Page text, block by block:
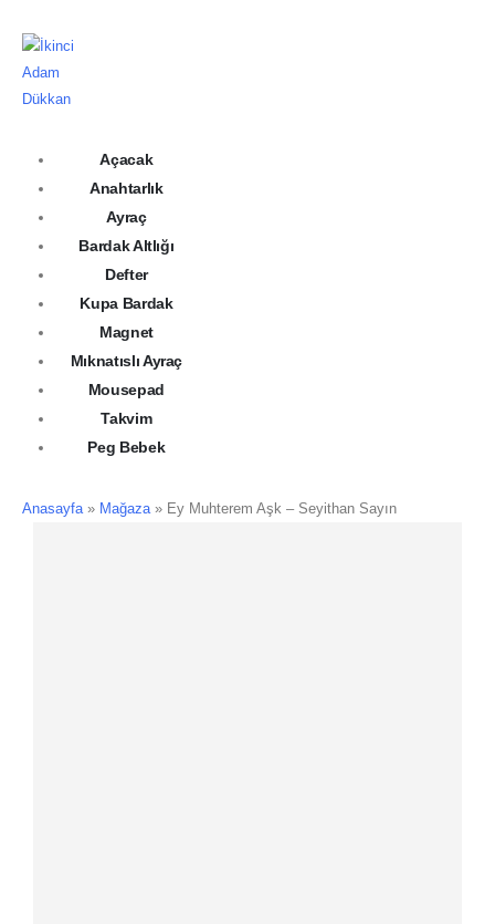
Açacak
Anahtarlık
Ayraç
Bardak Altlığı
Defter
Kupa Bardak
Magnet
Mıknatıslı Ayraç
Mousepad
Takvim
Peg Bebek
Anasayfa » Mağaza » Ey Muhterem Aşk – Seyithan Sayın